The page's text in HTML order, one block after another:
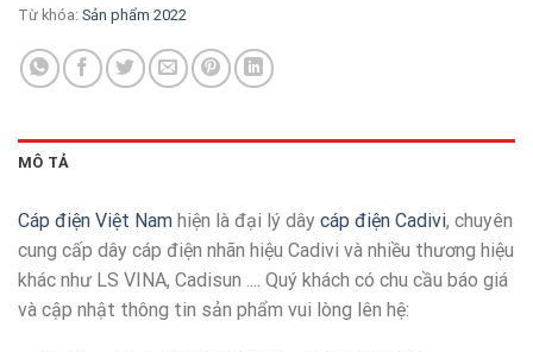
Từ khóa: Sản phẩm 2022
MÔ TẢ
Cáp điện Việt Nam hiện là đại lý dây cáp điện Cadivi, chuyên
cung cấp dây cáp điện nhãn hiệu Cadivi và nhiều thương hiệu
khác như LS VINA, Cadisun .... Quý khách có chu cầu báo giá
và cập nhật thông tin sản phẩm vui lòng lên hệ: